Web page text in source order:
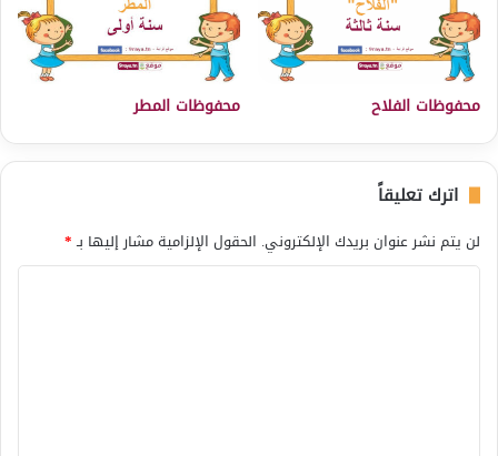
محفوظات الفلاح محفوظات المطر
اترك تعليقاً
لن يتم نشر عنوان بريدك الإلكتروني. الحقول الإلزامية مشار إليها بـ*